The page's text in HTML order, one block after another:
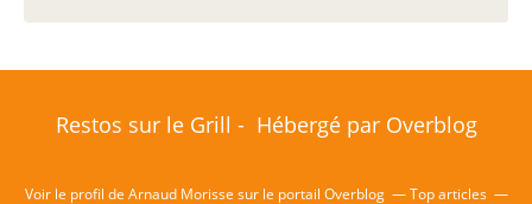
Restos sur le Grill - Hébergé par Overblog
Voir le profil de Arnaud Morisse sur le portail Overblog Top articles